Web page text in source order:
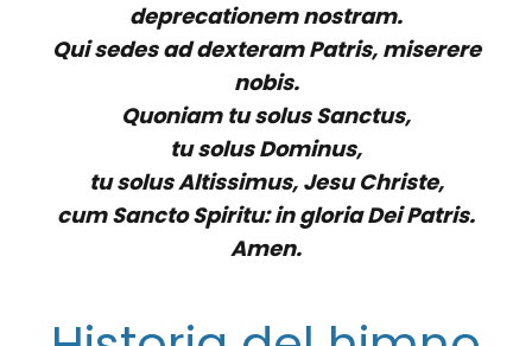
deprecationem nostram.
Qui sedes ad dexteram Patris, miserere
nobis.
Quoniam tu solus Sanctus,
tu solus Dominus,
tu solus Altissimus, Jesu Christe,
cum Sancto Spiritu: in gloria Dei Patris.
Amen.